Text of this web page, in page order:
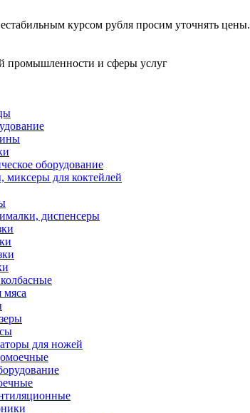
курсом рубля просим уточнять цены.
промышленности и сферы услуг
оборудование
миксеры для коктейлей
диспенсеры
для ножей